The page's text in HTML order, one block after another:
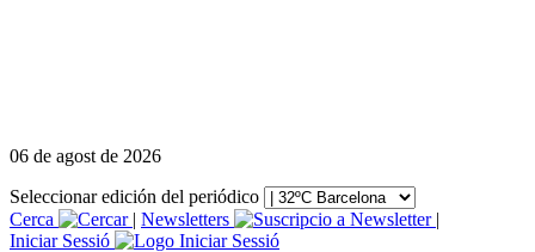
06 de agost de 2026
Seleccionar edición del periódico
Cerca
| Newsletters
|
Iniciar Sessió